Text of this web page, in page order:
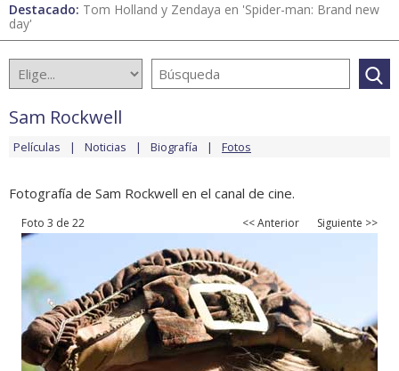
Destacado: Tom Holland y Zendaya en 'Spider-man: Brand new
day'
Sam Rockwell
Películas Noticias Biografía Fotos
Fotografía de Sam Rockwell en el canal de cine.
Foto 3 de 22 << Anterior Siguiente >>